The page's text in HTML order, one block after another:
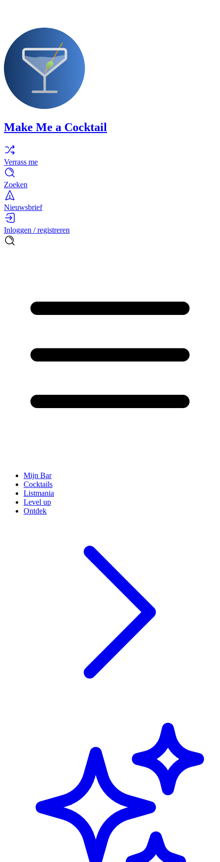
Make Me a Cocktail
Verrass me
Zoeken
Nieuwsbrief
Inloggen / registreren
Mijn Bar
Cocktails
Listmania
Level up
Ontdek